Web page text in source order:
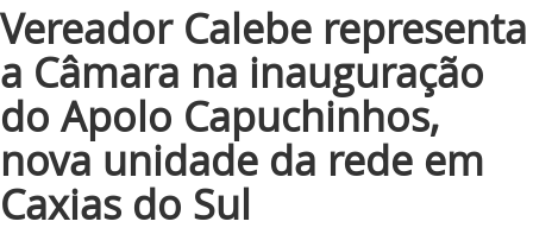
Vereador Calebe representa
a Câmara na inauguração
do Apolo Capuchinhos,
nova unidade da rede em
Caxias do Sul